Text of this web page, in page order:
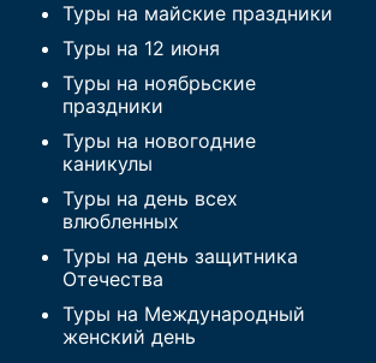
Туры на майские праздники
Туры на 12 июня
Туры на ноябрьские
праздники
Туры на новогодние
каникулы
Туры на день всех
влюбленных
Туры на день защитника
Отечества
Туры на Международный
женский день